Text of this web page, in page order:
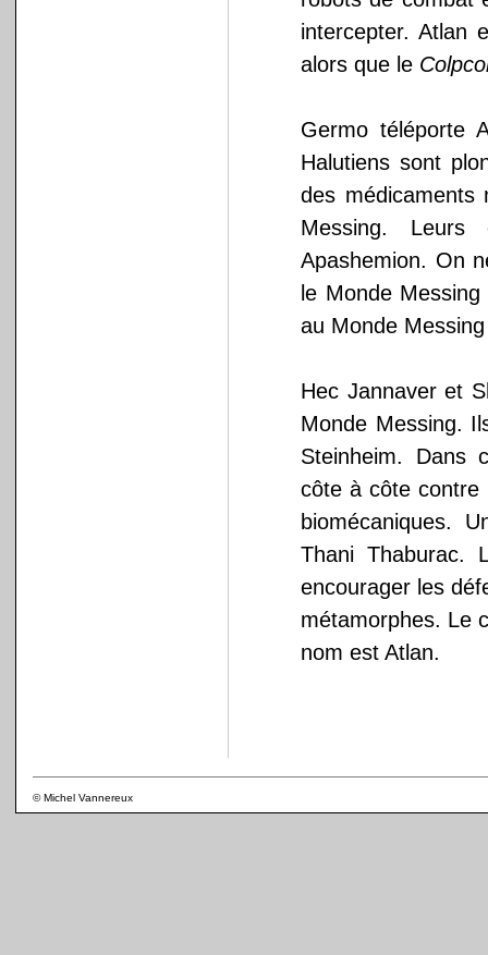
intercepter. Atlan
alors que le
Germo téléporte
Halutiens sont
des médicaments
Messing. Leurs
Apashemion. On
le Monde
au Monde
Hec Jannaver et
Monde Messing.
Steinheim. Dans
côte à côte contre
biomécaniques.
Thani Thaburac.
encourager les
métamorphes. Le
nom est Atlan.
© Michel Vannereux